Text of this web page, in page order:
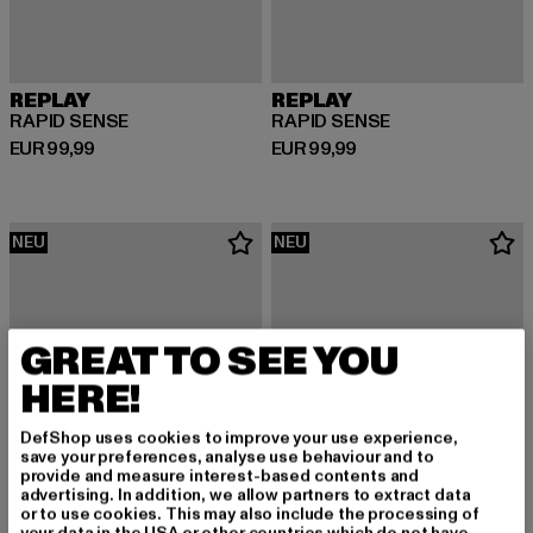
REPLAY
RAPID SENSE
EUR 99,99
Derzeitiger Preis: EUR 99,99
REPLAY
RAPID SENSE
EUR 99,99
Derzeitiger Preis: EUR 99,99
NEU NEU
GREAT TO SEE YOU
HERE!
DefShop uses cookies to improve your use experience,
save your preferences, analyse use behaviour and to
provide and measure interest-based contents and
advertising. In addition, we allow partners to extract data
or to use cookies. This may also include the processing of